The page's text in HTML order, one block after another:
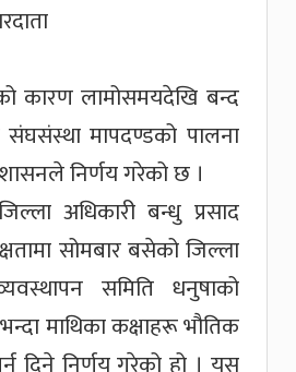
कारण लामोसमयदेखि बन्द
संघसंस्था मापदण्डको पालना
निर्णय गरेको छ ।
अधिकारी बन्धु प्रसाद
सोमबार बसेको जिल्ला
समिति धनुषाको
माथिका कक्षाहरू भौतिक